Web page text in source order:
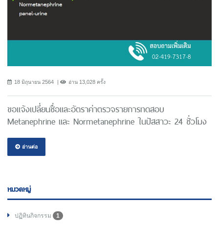
18 มิถุนายน 2564 อ่าน 13,028 ครั้ง
ขอแจ้งเปลี่ยนชื่อและอัตราค่าตรวจรายการทดสอบ
Metanephrine และ Normetanephrine ในปัสสาวะ 24 ชั่วโมง
อ่านต่อ
หมวดหมู่
ปฏิทินกิจกรรม 1